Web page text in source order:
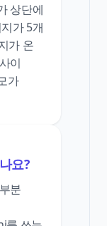
상단에
가 5개
가 온
이
가
요?
분